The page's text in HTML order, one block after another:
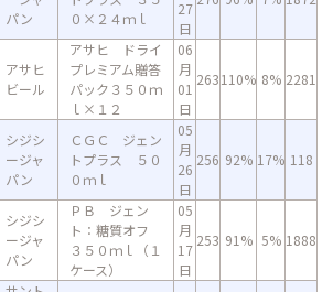
パン
０×２４ｍｌ
27
日
アサヒ
ビール
アサヒ ドライ
プレミアム贈答
パック３５０ｍ
ｌ×１２
06
月
01
日
263110% 8% 2281
シジシ
ージャ
パン
ＣＧＣ ジェン
トプラス ５０
０ｍｌ
05
月
26
日
256 92% 17% 118
シジシ
ージャ
パン
ＰＢ ジェン
ト：糖質オフ
３５０ｍｌ（１
ケース）
05
月
17
日
253 91% 5% 1888